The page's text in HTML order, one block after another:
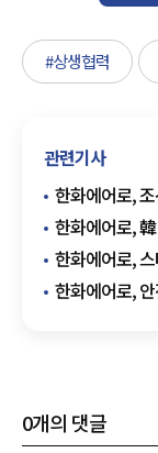
#상생협력
관련기사
한화에어로,
한화에어로,
문턱 넘었다
한화에어로,
오픈이노베이
한화에어로,
0개의 댓글